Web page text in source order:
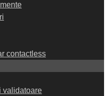
contactless
validatoare